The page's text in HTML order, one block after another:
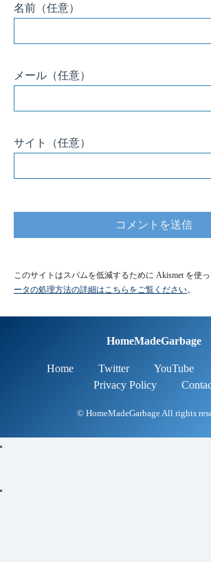
名前 （任意）
メール （任意）
サイト （任意）
このサイトはスパムを低減するために Akismet を使っ
ータの処理方法の詳細はこちらをご覧ください。
HomeMadeGarbage
Home Twitter YouTube
Privacy Policy
© HomeMadeGarbage All rights